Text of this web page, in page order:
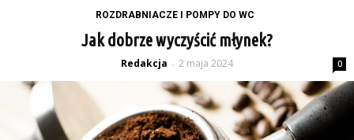
ROZDRABNIACZE I POMPY DO WC
Jak dobrze wyczyścić młynek?
Redakcja - 2 maja 2024 0